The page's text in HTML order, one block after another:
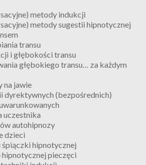
metody indukcji
metody sugestii hipnotycznej
transu
i głębokości transu
głębokiego transu… za każdym
na jawie
dyrektywnych (bezpośrednich)
uczestnika
autohipnozy
dzieci
śpiączki hipnotycznej
hipnotycznej pieczęci